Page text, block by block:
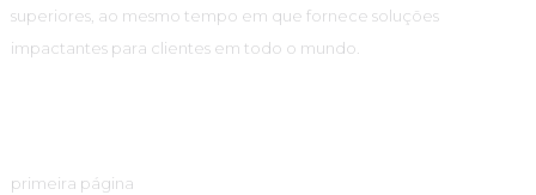
superiores, ao mesmo tempo em que fornece soluções
impactantes para clientes em todo o mundo.
primeira página